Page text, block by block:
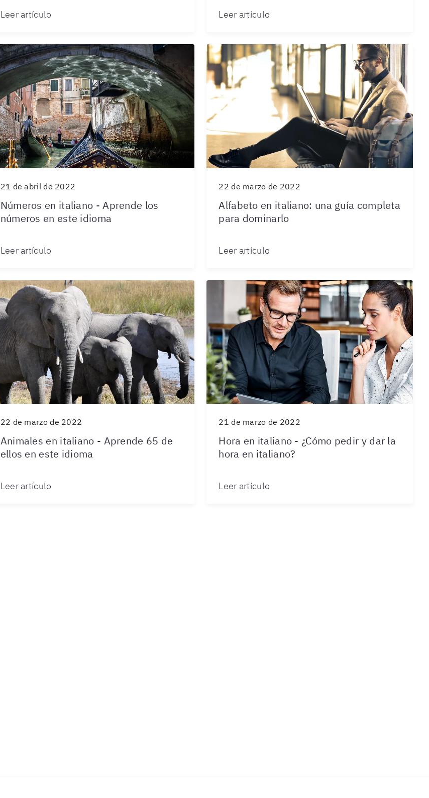
Leer artículo Leer artículo
21 de abril de 2022
Números en italiano - Aprende los
números en este idioma
Leer artículo
22 de marzo de 2022
Alfabeto en italiano: una guía completa
para dominarlo
Leer artículo
22 de marzo de 2022
Animales en italiano - Aprende 65 de
ellos en este idioma
Leer artículo
21 de marzo de 2022
Hora en italiano - ¿Cómo pedir y dar la
hora en italiano?
Leer artículo